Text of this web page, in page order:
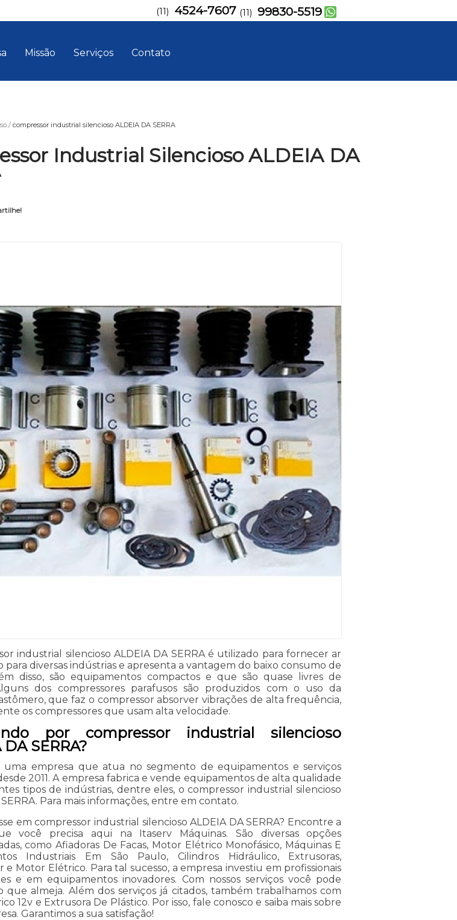
Missão Serviços Contato
(11) 4524-7607 (11) 99830-5519
compressor industrial silencioso ALDEIA DA SERRA
Industrial Silencioso ALDEIA DA
industrial silencioso ALDEIA DA SERRA é utilizado para fornecer ar
para diversas indústrias e apresenta a vantagem do baixo consumo de
disso, são equipamentos compactos e que são quase livres de
dos compressores parafusos são produzidos com o uso da
que faz o compressor absorver vibrações de alta frequência,
os compressores que usam alta velocidade.
por compressor industrial silencioso
SERRA?
uma empresa que atua no segmento de equipamentos e serviços
2011. A empresa fabrica e vende equipamentos de alta qualidade
tipos de indústrias, dentre eles, o compressor industrial silencioso
Para mais informações, entre em contato.
em compressor industrial silencioso ALDEIA DA SERRA? Encontre a
você precisa aqui na Itaserv Máquinas. São diversas opções
como Afiadoras De Facas, Motor Elétrico Monofásico, Máquinas E
Industriais Em São Paulo, Cilindros Hidráulico, Extrusoras,
e Motor Elétrico. Para tal sucesso, a empresa investiu em profissionais
e em equipamentos inovadores. Com nossos serviços você pode
que almeja. Além dos serviços já citados, também trabalhamos com
12v e Extrusora De Plástico. Por isso, fale conosco e saiba mais sobre
Garantimos a sua satisfação!